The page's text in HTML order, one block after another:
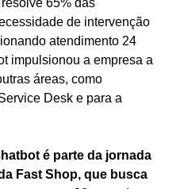
65% das
de intervenção
atendimento 24
impulsionou a empresa a
áreas, como
Desk e para a
é parte da jornada
Fast Shop, que busca